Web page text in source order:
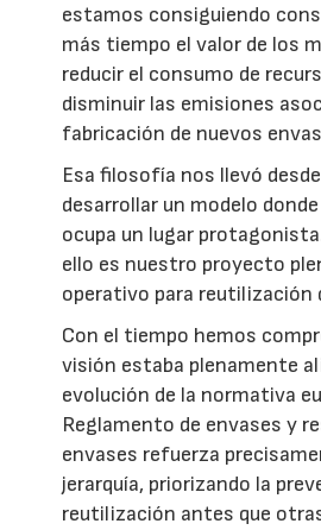
estamos consiguiendo
más tiempo el valor de los
reducir el consumo de
disminuir las emisiones
fabricación de nuevos
Esa filosofía nos llevó
desarrollar un modelo
ocupa un lugar
ello es nuestro proyecto
operativo para reutilización
Con el tiempo hemos
visión estaba plenamente
evolución de la normativa
Reglamento de envases y
envases refuerza
jerarquía, priorizando la
reutilización antes que